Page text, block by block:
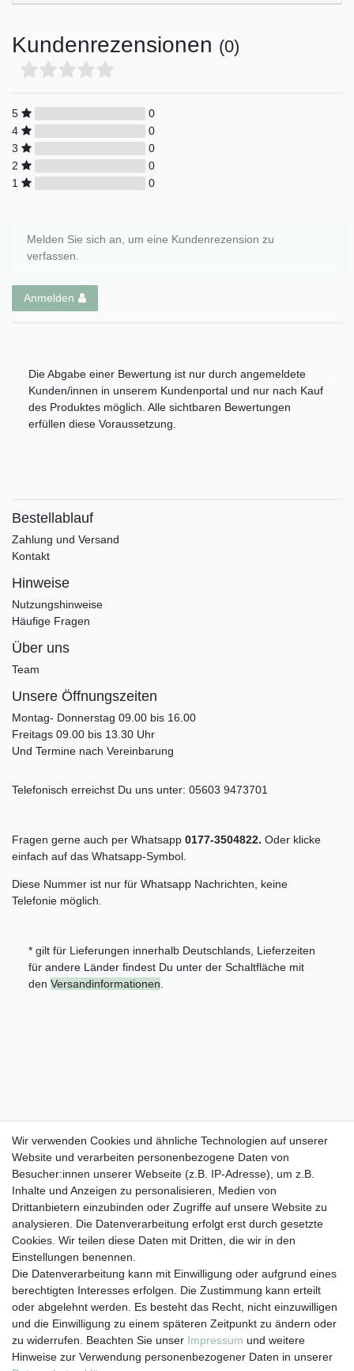
Kundenrezensionen (0)
5
0
4
0
3
0
2
0
1
0
Melden Sie sich an, um eine Kundenrezension zu
verfassen.
Anmelden
Die Abgabe einer Bewertung ist nur durch angemeldete
Kunden/innen in unserem Kundenportal und nur nach Kauf
des Produktes möglich. Alle sichtbaren Bewertungen
erfüllen diese Voraussetzung.
Bestellablauf
Zahlung und Versand
Kontakt
Hinweise
Nutzungshinweise
Häufige Fragen
Über uns
Team
Unsere Öffnungszeiten
Montag- Donnerstag 09.00 bis 16.00
Freitags 09.00 bis 13.30 Uhr
Und Termine nach Vereinbarung
Telefonisch erreichst Du uns unter: 05603 9473701
Fragen gerne auch per Whatsapp 0177-3504822. Oder klicke
einfach auf das Whatsapp-Symbol.
Diese Nummer ist nur für Whatsapp Nachrichten, keine
Telefonie möglich.
* gilt für Lieferungen innerhalb Deutschlands, Lieferzeiten
für andere Länder findest Du unter der Schaltfläche mit
den Versandinformationen
Wir verwenden Cookies und ähnliche Technologien auf unserer
Website und verarbeiten personenbezogene Daten von
Besucher:innen unserer Webseite (z.B. IP-Adresse), um z.B.
Inhalte und Anzeigen zu personalisieren, Medien von
Drittanbietern einzubinden oder Zugriffe auf unsere Website zu
analysieren. Die Datenverarbeitung erfolgt erst durch gesetzte
Cookies. Wir teilen diese Daten mit Dritten, die wir in den
Einstellungen benennen.
Die Datenverarbeitung kann mit Einwilligung oder aufgrund eines
berechtigten Interesses erfolgen. Die Zustimmung kann erteilt
oder abgelehnt werden. Es besteht das Recht, nicht einzuwilligen
und die Einwilligung zu einem späteren Zeitpunkt zu ändern oder
zu widerrufen. Beachten Sie unser Impressum und weitere
Hinweise zur Verwendung personenbezogener Daten in unserer